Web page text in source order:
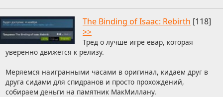
The Binding of Isaac: Rebirth [118]
>>
Тред о лучше игре евар, которая
уверенно движется к релизу.
Меряемся наигранными часами в оригинал, кидаем друг в
друга сидами для спидранов и просто прохождений,
собираем деньги на памятник МакМиллану.